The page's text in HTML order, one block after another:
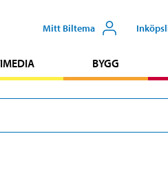
Mitt Biltema
BYGG